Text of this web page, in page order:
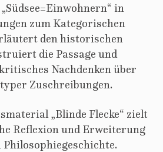
in
zum Kategorischen
den historischen
die Passage und
Nachdenken über
Zuschreibungen.
„Blinde Flecke“ zielt
Reflexion und Erweiterung